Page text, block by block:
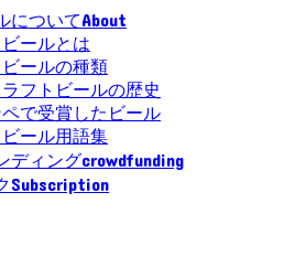
についてAbout
ールとは
ールの種類
フトビールの歴史
で受賞したビール
ール用語集
ディングcrowdfunding
Subscription